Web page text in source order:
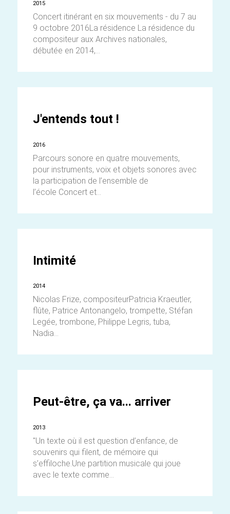
2015
Concert itinérant en six mouvements - du 7 au
9 octobre 2016La résidence La résidence du
compositeur aux Archives nationales,
débutée en 2014,...
J'entends tout !
2016
Parcours sonore en quatre mouvements,
pour instruments, voix et objets sonores avec
la participation de l’ensemble de
l’école Concert et...
Intimité
2014
Nicolas Frize, compositeurPatricia Kraeutler,
flûte, Patrice Antonangelo, trompette, Stéfan
Legée, trombone, Philippe Legris, tuba,
Nadia...
Peut-être, ça va... arriver
2013
"Un texte où il est question d’enfance, de
souvenirs qui filent, de mémoire qui
s’effiloche.Une partition musicale qui joue
avec le texte comme...